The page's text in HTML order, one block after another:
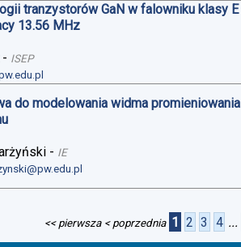
tranzystorów GaN w falowniku klasy E
13.56 MHz
- ISEP
do modelowania widma promieniowania
- IE
<< pierwsza < poprzednia 1 2 3 4 ...